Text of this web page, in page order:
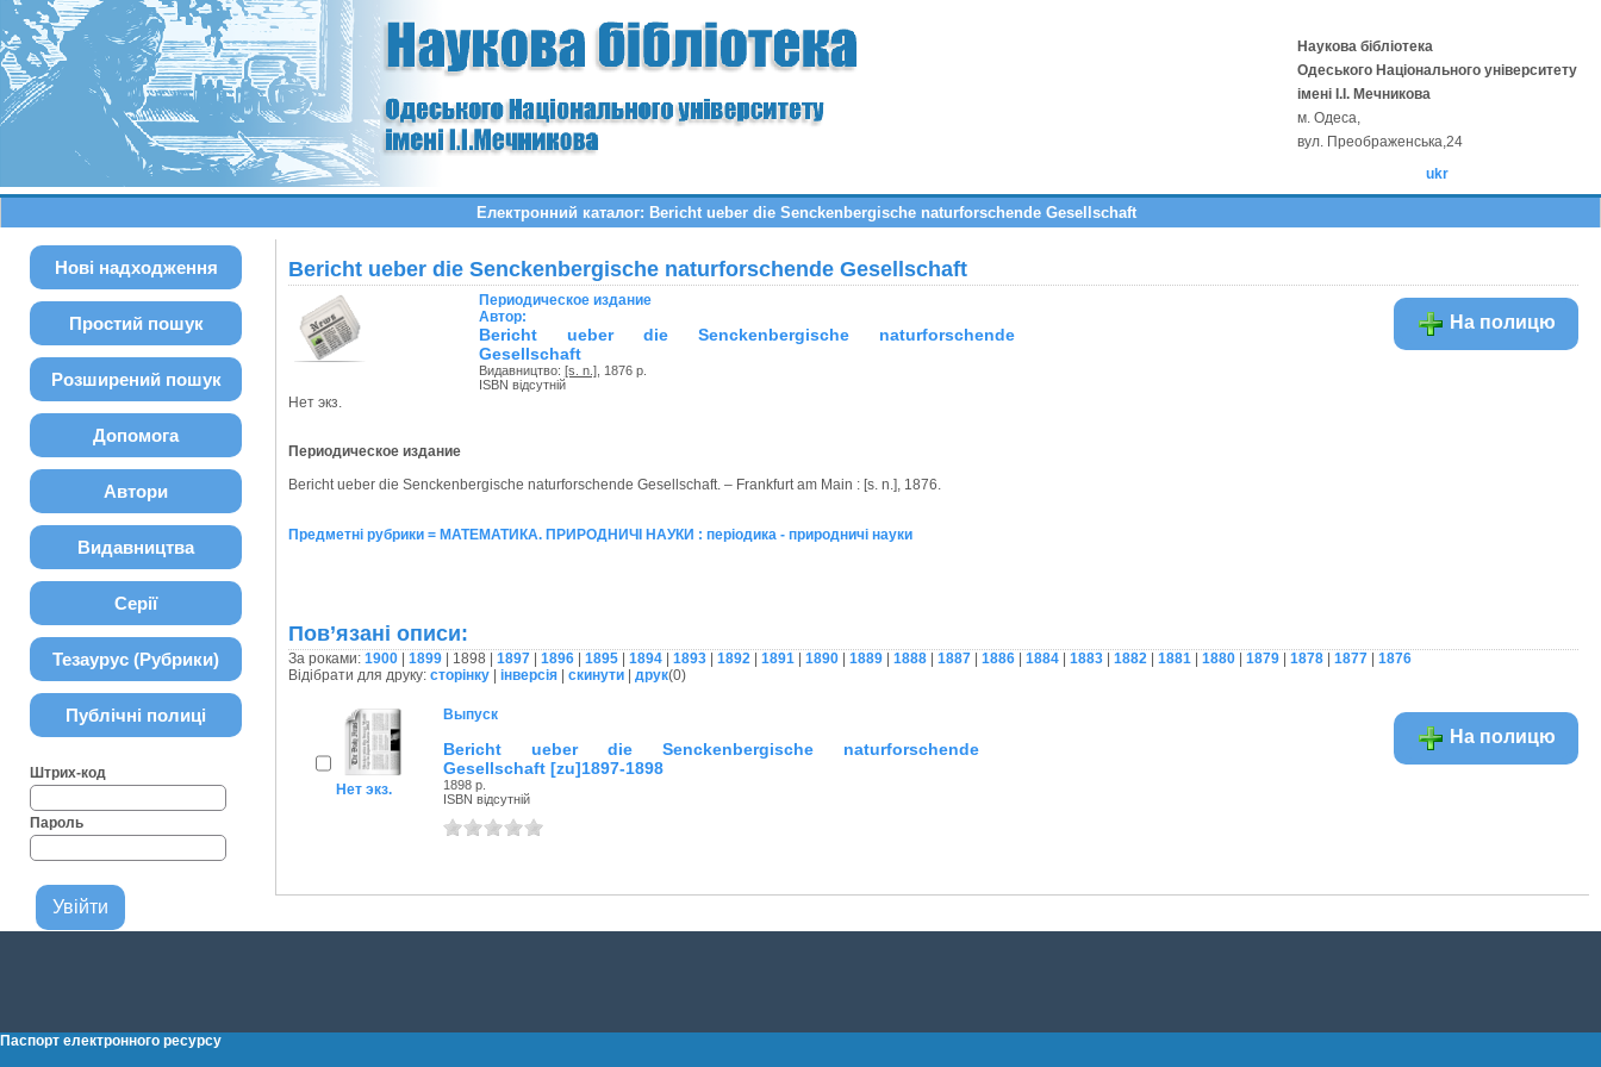
Наукова бібліотека
Одеського Національного університету
імені І.І. Мечникова
м. Одеса,
вул. Преображенська,24
ukr
Електронний каталог: Bericht ueber die Senckenbergische naturforschende Gesellschaft
Нові надходження
Простий пошук
Розширений пошук
Допомога
Автори
Видавництва
Серії
Тезаурус (Рубрики)
Публічні полиці
Штрих-код
Пароль
Bericht ueber die Senckenbergische naturforschende Gesellschaft
Нет экз.
Периодическое издание
Автор:
Bericht ueber die Senckenbergische naturforschende
Gesellschaft
Видавництво: [s. n.], 1876 р.
ISBN відсутній
На полицю
Периодическое издание
Bericht ueber die Senckenbergische naturforschende Gesellschaft. – Frankfurt am Main : [s. n.], 1876.
Предметні рубрики = МАТЕМАТИКА. ПРИРОДНИЧІ НАУКИ : періодика - природничі науки
Пов’язані описи:
За роками: 1900| 1899| 1898 | 1897| 1896| 1895| 1894| 1893| 1892| 1891| 1890| 1889| 1888| 1887| 1886| 1884| 1883| 1882| 1881| 1880| 1879| 1878| 1877| 1876
Відібрати для друку: сторінку| інверсія| скинути| друк(0)
Нет экз.
Выпуск
Bericht ueber die Senckenbergische naturforschende
Gesellschaft [zu]1897-1898
1898 р.
ISBN відсутній
На полицю
Паспорт електронного ресурсу